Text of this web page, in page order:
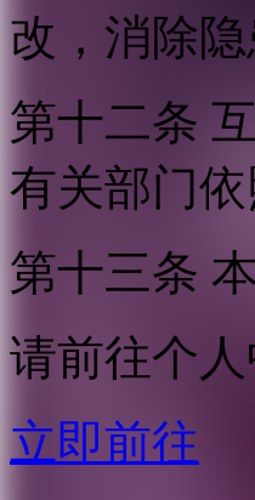
改，消除隐
第十二条
有关部门
第十三条
请前往个
立即前往